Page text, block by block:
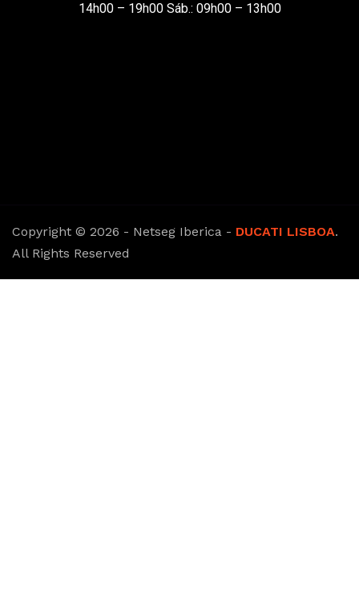
14h00 – 19h00 Sáb.: 09h00 – 13h00
Copyright © 2026 - Netseg Iberica - DUCATI LISBOA.
All Rights Reserved